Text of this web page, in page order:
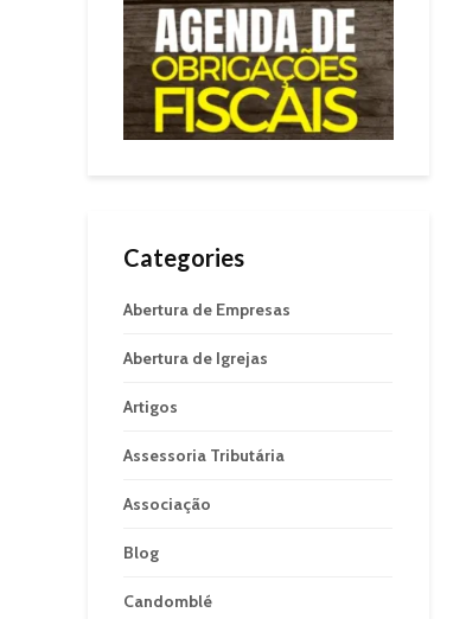
Categories
Abertura de Empresas
Abertura de Igrejas
Artigos
Assessoria Tributária
Associação
Blog
Candomblé